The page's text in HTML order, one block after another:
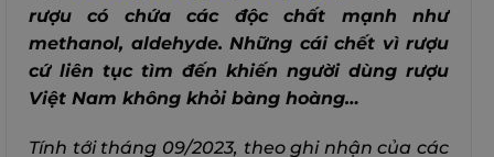
rượu có chứa các độc chất mạnh như
methanol, aldehyde. Những cái chết vì rượu
cứ liên tục tìm đến khiến người dùng rượu
Việt Nam không khỏi bàng hoàng…
Tính tới tháng 09/2023, theo ghi nhận của các